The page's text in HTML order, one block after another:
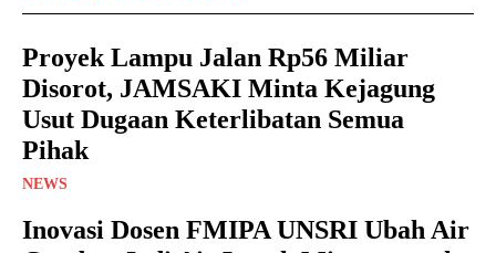
Proyek Lampu Jalan Rp56 Miliar
Disorot, JAMSAKI Minta Kejagung
Usut Dugaan Keterlibatan Semua
Pihak
NEWS
Inovasi Dosen FMIPA UNSRI Ubah Air